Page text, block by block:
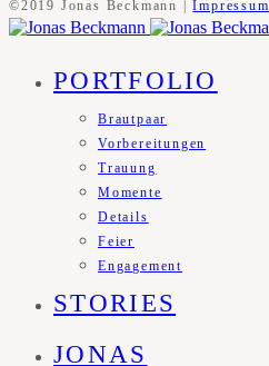
©2019 Jonas Beckmann |Impressum
PORTFOLIO
Brautpaar
Vorbereitungen
Trauung
Momente
Details
Feier
Engagement
STORIES
JONAS